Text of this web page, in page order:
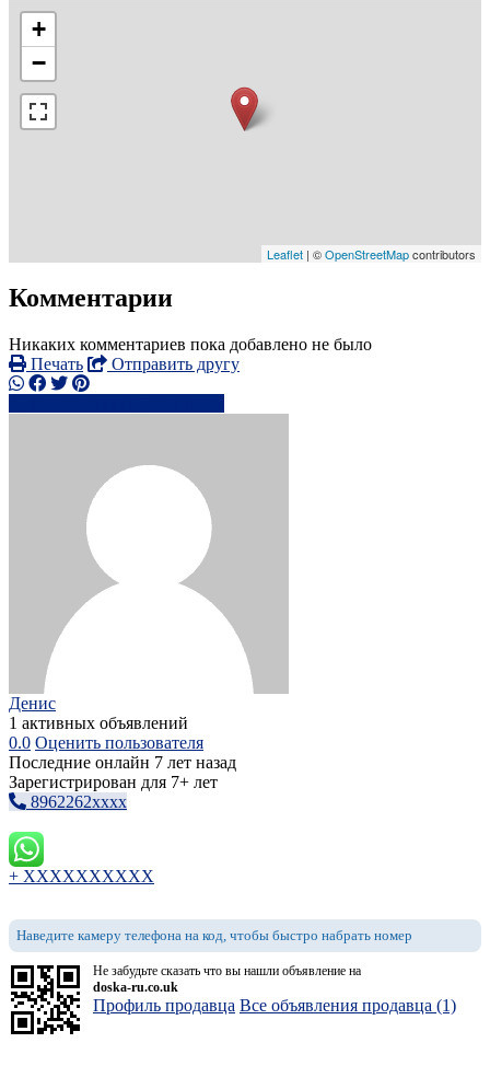
+
−
Leaflet | ©OpenStreetMapcontributors
Комментарии
Никаких комментариев пока добавлено не было
Печать
Отправить другу
Денис
1 активных объявлений
0.0 Оценить пользователя
Последние онлайн 7 лет назад
Зарегистрирован для 7+ лет
8962262xxxx
+ XXXXXXXXXX
Наведите камеру телефона на код, чтобы быстро набрать номер
Не забудьте сказать что вы нашли объявление на
doska-ru.co.uk
Профиль продавца Все объявления продавца (1)